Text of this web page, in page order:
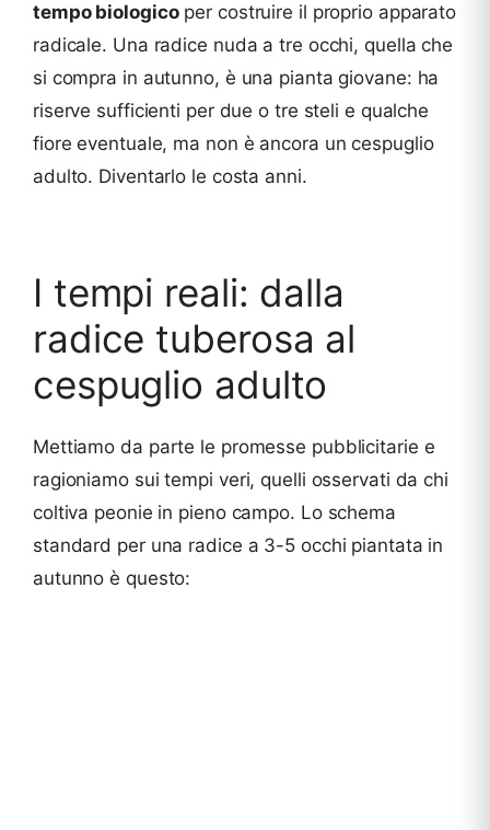
tempo biologicoper costruire il proprio apparato
radicale. Una radice nuda a tre occhi, quella che
si compra in autunno, è una pianta giovane: ha
riserve sufficienti per due o tre steli e qualche
fiore eventuale, ma non è ancora un cespuglio
adulto. Diventarlo le costa anni.
I tempi reali: dalla
radice tuberosa al
cespuglio adulto
Mettiamo da parte le promesse pubblicitarie e
ragioniamo sui tempi veri, quelli osservati da chi
coltiva peonie in pieno campo. Lo schema
standard per una radice a 3-5 occhi piantata in
autunno è questo: